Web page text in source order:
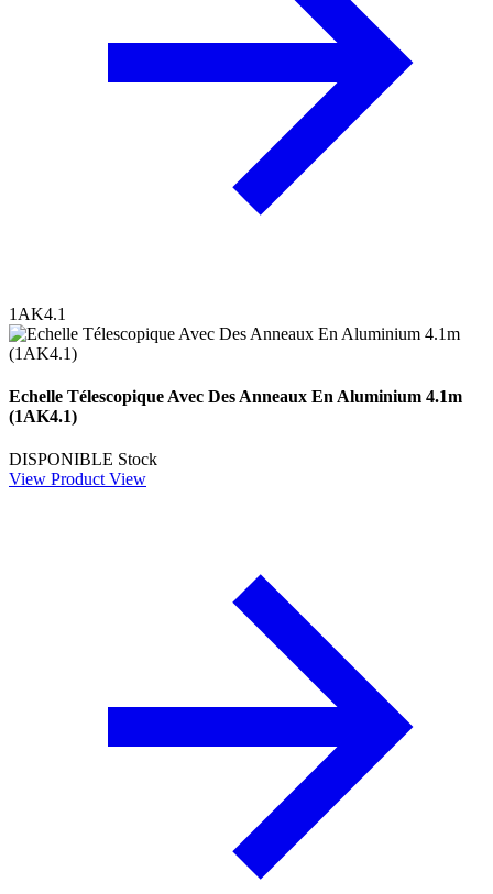
1AK4.1
Echelle Télescopique Avec Des Anneaux En Aluminium 4.1m
(1AK4.1)
DISPONIBLE Stock
View Product View